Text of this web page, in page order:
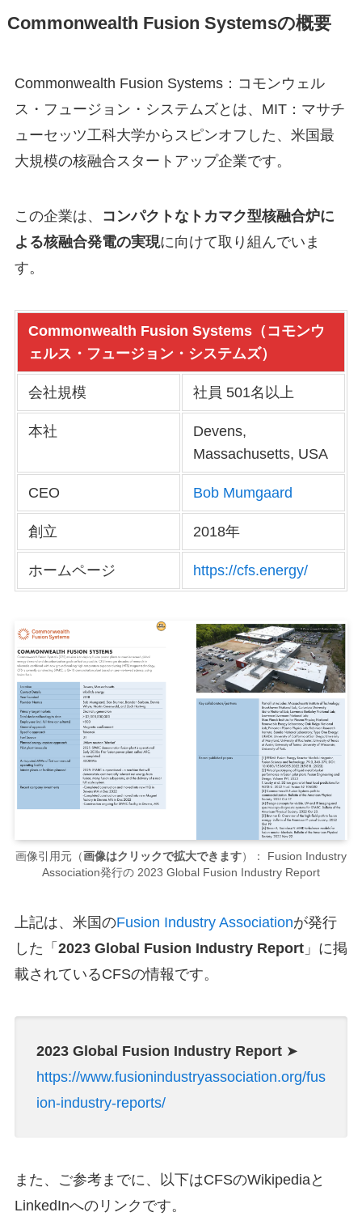
Commonwealth Fusion Systemsの概要
Commonwealth Fusion Systems：コモンウェル
ス・フュージョン・システムズとは、MIT：マサチ
ューセッツ工科大学からスピンオフした、米国最
大規模の核融合スタートアップ企業です。
この企業は、
コンパクトなトカマク型核融合炉に
よる核融合発電の実現に向けて取り組んでいま
す。
Commonwealth Fusion Systems（コモンウ
ェルス・フュージョン・システムズ）
会社規模 社員 501名以上
本社
Devens,
Massachusetts, USA
CEO Bob Mumgaard
創立 2018年
ホームページ https://cfs.energy/
画像引用元（画像はクリックで拡大できます）： Fusion Industry
Association発行の 2023 Global Fusion Industry Report
上記は、米国のFusion Industry Associationが発行
した「 2023 Global Fusion Industry Report」に掲
載されているCFSの情報です。
2023 Global Fusion Industry Report➤
https://www.fusionindustryassociation.org/fus
ion-industry-reports/
また、ご参考までに、以下はCFSのWikipediaと
LinkedInへのリンクです。